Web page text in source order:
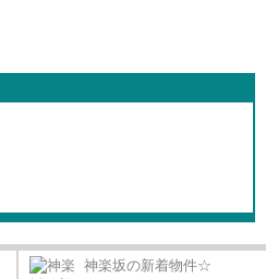
神楽坂の新着物件☆